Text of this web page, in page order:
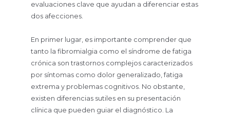
evaluaciones clave que ayudan a diferenciar estas
dos afecciones.
En primer lugar, es importante comprender que
tanto la fibromialgia como el síndrome de fatiga
crónica son trastornos complejos caracterizados
por síntomas como dolor generalizado, fatiga
extrema y problemas cognitivos. No obstante,
existen diferencias sutiles en su presentación
clínica que pueden guiar el diagnóstico. La